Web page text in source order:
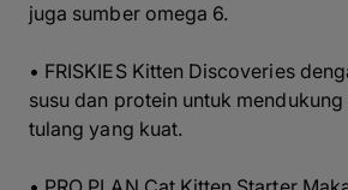
juga sumber omega 6.
• FRISKIES Kitten Discoveries
susu dan protein untuk
tulang yang kuat.